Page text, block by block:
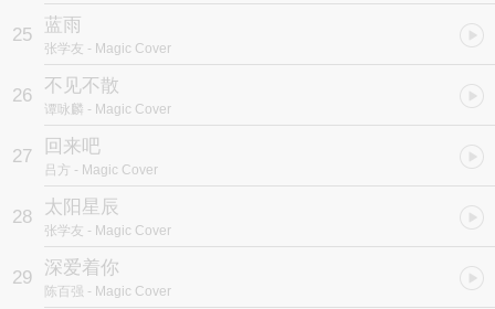
25 蓝雨
张学友 - Magic Cover
26 不见不散
谭咏麟 - Magic Cover
27 回来吧
吕方 - Magic Cover
28 太阳星辰
张学友 - Magic Cover
29 深爱着你
陈百强 - Magic Cover